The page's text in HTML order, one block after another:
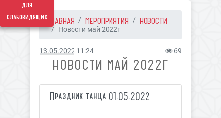
для
слабовидящихГЛАВНАЯ МЕРОПРИЯТИЯ НОВОСТИ
Новости май 2022г
13.05.2022 11:24 69
НОВОСТИ МАЙ 2022Г
Праздник танца 01.05.2022